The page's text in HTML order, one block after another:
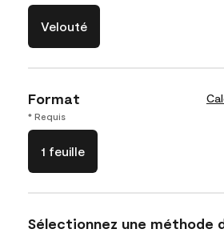
Velouté
Format
* Requis
1 feuille
Sélectionnez une méthode